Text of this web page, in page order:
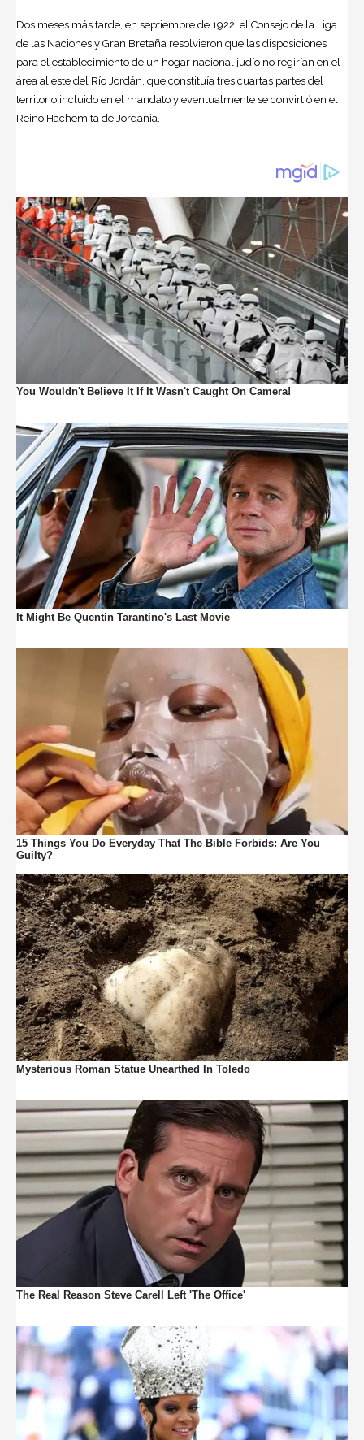
Dos meses más tarde, en septiembre de 1922, el Consejo de la Liga
de las Naciones y Gran Bretaña resolvieron que las disposiciones
para el establecimiento de un hogar nacional judío no regirían en el
área al este del Río Jordán, que constituía tres cuartas partes del
territorio incluido en el mandato y eventualmente se convirtió en el
Reino Hachemita de Jordania.